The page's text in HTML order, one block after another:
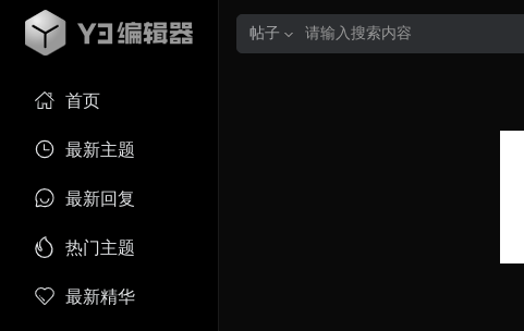
首页
最新主题
最新回复
热门主题
最新精华
帖子